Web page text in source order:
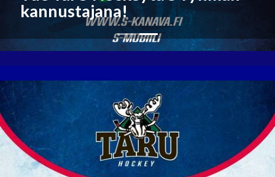
Seura-asut verkkokaupasta